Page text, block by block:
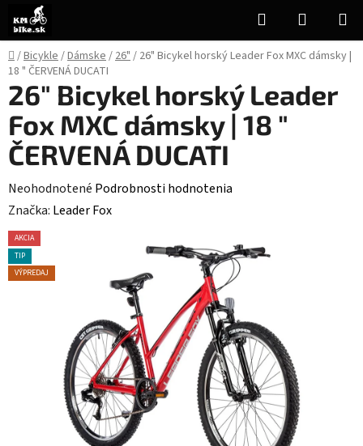
obsah
Hľadať
KOŠÍK
Domov
/Bicykle/Dámske/26"/ 26" Bicykel horský Leader Fox MXC dámsky |
18 " ČERVENÁ DUCATI
26" Bicykel horský Leader
Fox MXC dámsky | 18 "
ČERVENÁ DUCATI
Priemerné
hodnotenie
produktu
je
0,0
Neohodnotené Podrobnosti hodnotenia
Značka: Leader Fox
AKCIA
TIP
VÝPREDAJ